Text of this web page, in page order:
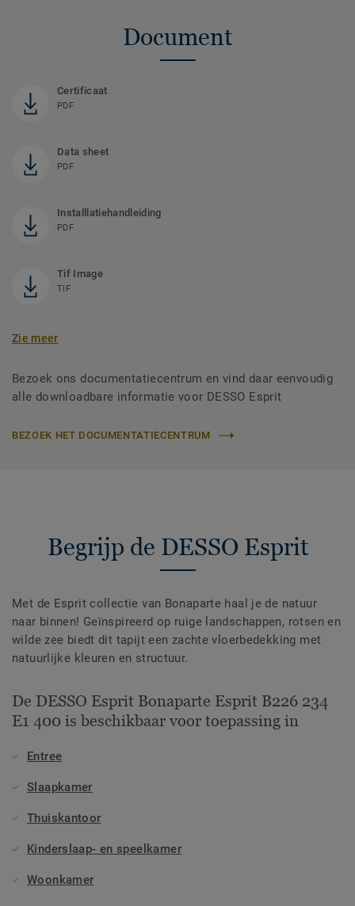
Document
Certificaat
PDF
Data sheet
PDF
Installlatiehandleiding
PDF
Tif Image
TIF
Zie meer
Bezoek ons documentatiecentrum en vind daar eenvoudig
alle downloadbare informatie voor DESSO Esprit
BEZOEK HET DOCUMENTATIECENTRUM
Begrijp de DESSO Esprit
Met de Esprit collectie van Bonaparte haal je de natuur
naar binnen! Geïnspireerd op ruige landschappen, rotsen en
wilde zee biedt dit tapijt een zachte vloerbedekking met
natuurlijke kleuren en structuur.
De DESSO Esprit Bonaparte Esprit B226 234
E1 400 is beschikbaar voor toepassing in
Entree
Slaapkamer
Thuiskantoor
Kinderslaap- en speelkamer
Woonkamer